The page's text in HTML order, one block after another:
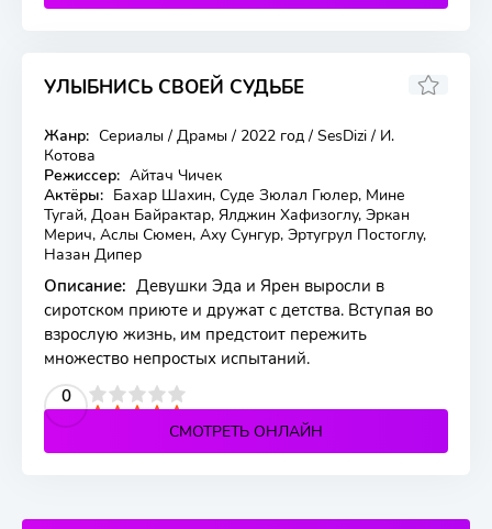
УЛЫБНИСЬ СВОЕЙ СУДЬБЕ
5 серия
5.6
Жанр: Сериалы / Драмы / 2022 год / SesDizi / И.
Котова
Режиссер: Айтач Чичек
Актёры: Бахар Шахин, Суде Зюлал Гюлер, Мине
Тугай, Доан Байрактар, Ялджин Хафизоглу, Эркан
Мерич, Аслы Сюмен, Аху Сунгур, Эртугрул Постоглу,
Назан Дипер
Описание: Девушки Эда и Ярен выросли в
сиротском приюте и дружат с детства. Вступая во
взрослую жизнь, им предстоит пережить
множество непростых испытаний.
0
4 5
СМОТРЕТЬ ОНЛАЙН